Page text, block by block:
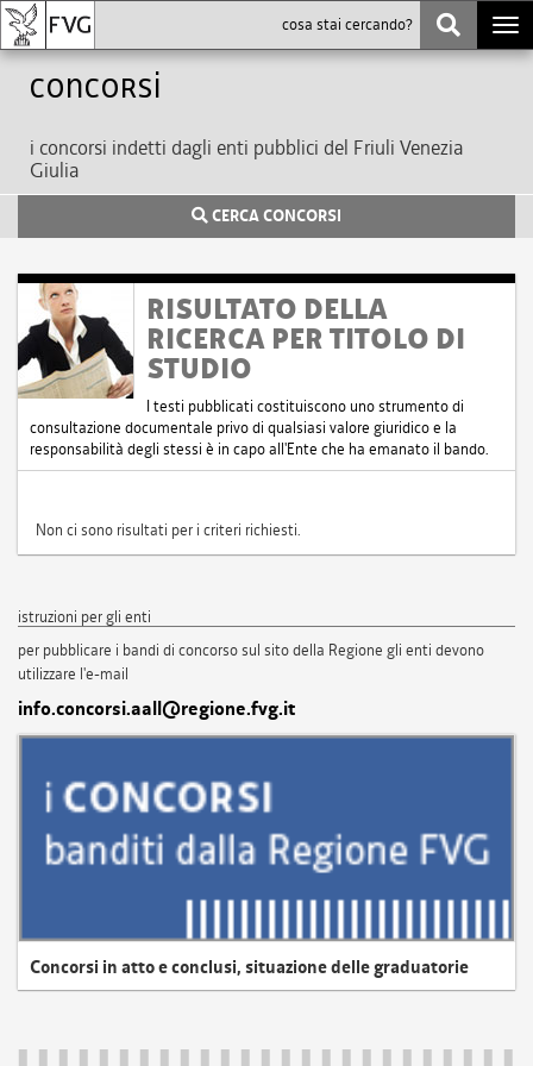
Concorsi
i concorsi indetti dagli enti pubblici del Friuli Venezia
Giulia
CERCA CONCORSI
RISULTATO DELLA
RICERCA PER TITOLO DI
STUDIO
I testi pubblicati costituiscono uno strumento di
consultazione documentale privo di qualsiasi valore giuridico e la
responsabilità degli stessi è in capo all'Ente che ha emanato il bando.
Non ci sono risultati per i criteri richiesti.
istruzioni per gli enti
per pubblicare i bandi di concorso sul sito della Regione gli enti devono
utilizzare l'e-mail
info.concorsi.aall@regione.fvg.it
Concorsi in atto e conclusi, situazione delle graduatorie